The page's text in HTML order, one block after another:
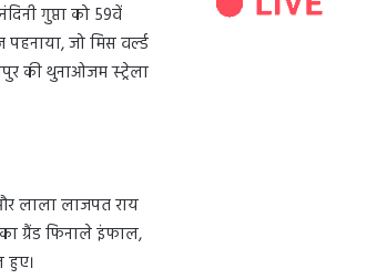
गुप्ता को 59वें
जो मिस वर्ल्ड
की थुनाओजम स्ट्रेला
लाला लाजपत राय
ग्रैंड फिनाले इंफाल,
हुए।